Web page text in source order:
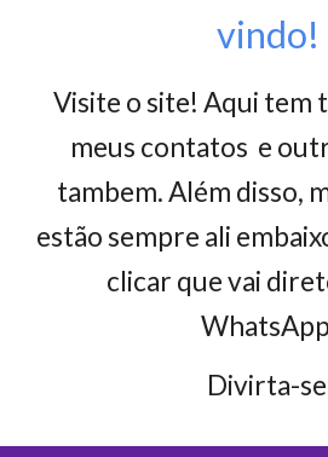
vindo!
Visite osite! Aqui tem
meus contatos e
tambem. Além disso,
estão sempre ali
clicar que vai
Divirta-